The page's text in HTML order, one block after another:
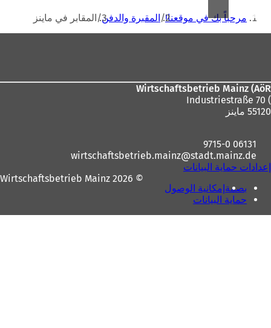
أنت
مرحباً بك في موقعنا! المقبرة والدفن المقابر في ماينز
Wirtschaftsbetrieb Mainz (AöR
) Industriestraße 70
55120 ماينز
06131 9715-0
wirtschaftsbetrieb.mainz
stadt.mainz de
إعدادات حماية البيانات
بصمةإمكانية الوصول
حماية البيانات
© 2026 Wirtschaftsbetrieb Mainz